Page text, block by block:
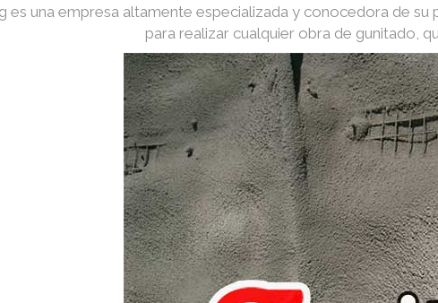
es una empresa altamente especializada y conocedora de
para realizar cualquier obra de gunitado,